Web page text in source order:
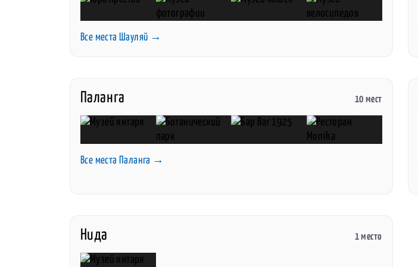
Все места Шауляй →
Паланга 10 мест
Все места Паланга →
Нида 1 место